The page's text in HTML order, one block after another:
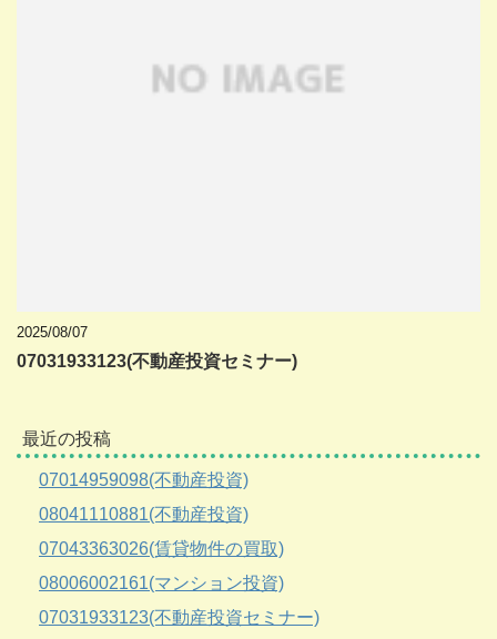
2025/08/07
07031933123(不動産投資セミナー)
最近の投稿
07014959098(不動産投資)
08041110881(不動産投資)
07043363026(賃貸物件の買取)
08006002161(マンション投資)
07031933123(不動産投資セミナー)